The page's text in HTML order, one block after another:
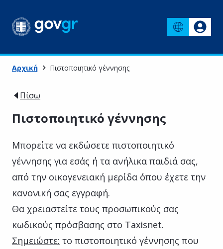
Αρχική Πιστοποιητικό γέννησης
Πίσω
Πιστοποιητικό γέννησης
Μπορείτε να εκδώσετε πιστοποιητικό
γέννησης για εσάς ή τα ανήλικα παιδιά σας,
από την οικογενειακή μερίδα όπου έχετε την
κανονική σας εγγραφή.
Θα χρειαστείτε τους προσωπικούς σας
κωδικούς πρόσβασης στο Taxisnet.
Σημειώστε: το πιστοποιητικό γέννησης που